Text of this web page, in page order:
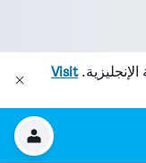
الإنجليزية.Visit